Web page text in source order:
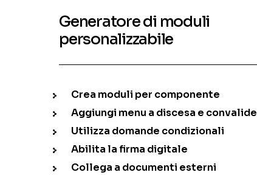
Generatore di moduli
personalizzabile
Crea moduli per componente
Aggiungi menu a discesa e convalide
Utilizza domande condizionali
Abilita la firma digitale
Collega a documenti esterni